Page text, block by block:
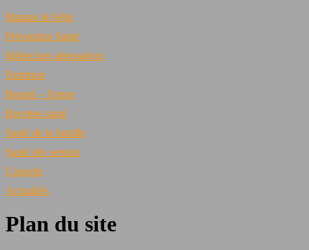
Maman & bébé
Prévention Santé
Médecines alternatives
Nutrition
Beauté – Forme
Recettes santé
Santé de la famille
Santé des seniors
Conseils
Actualités
Plan du site